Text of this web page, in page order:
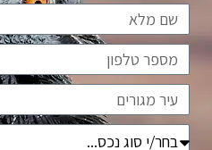
שם
מלא
טלפון
עיר
סוג